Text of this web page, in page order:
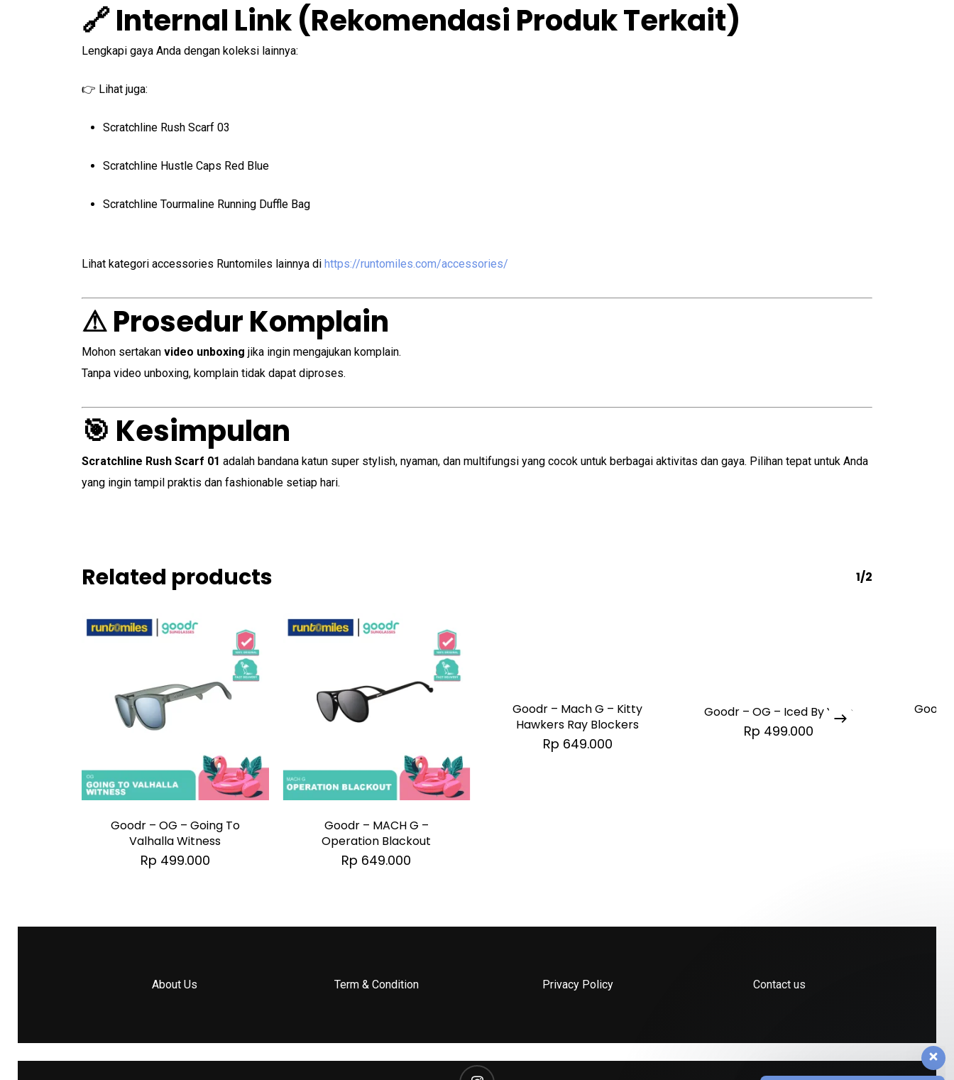
🔗 Internal Link (Rekomendasi Produk Terkait)
Lengkapi gaya Anda dengan koleksi lainnya:
👉 Lihat juga:
Scratchline Rush Scarf 03
Scratchline Hustle Caps Red Blue
Scratchline Tourmaline Running Duffle Bag
Lihat kategori accessories Runtomiles lainnya di https://runtomiles.com/accessories/
⚠ Prosedur Komplain
Mohon sertakan video unboxing jika ingin mengajukan komplain.
Tanpa video unboxing, komplain tidak dapat diproses.
🎯 Kesimpulan
Scratchline Rush Scarf 01 adalah bandana katun super stylish, nyaman, dan multifungsi yang cocok untuk berbagai aktivitas dan gaya. Pilihan tepat untuk Anda
yang ingin tampil praktis dan fashionable setiap hari.
Related products 1/2
Goodr – OG – Going To
Valhalla Witness
Rp 499.000
Goodr – MACH G –
Operation Blackout
Rp 649.000
Goodr – Mach G – Kitty
Hawkers Ray Blockers
Rp 649.000
Goodr – OG – Iced By Yetis
Rp 499.000
Goodr
About Us Term & Condition Privacy Policy Contact us
instagram
👋 Hai, ada yang bisa saya